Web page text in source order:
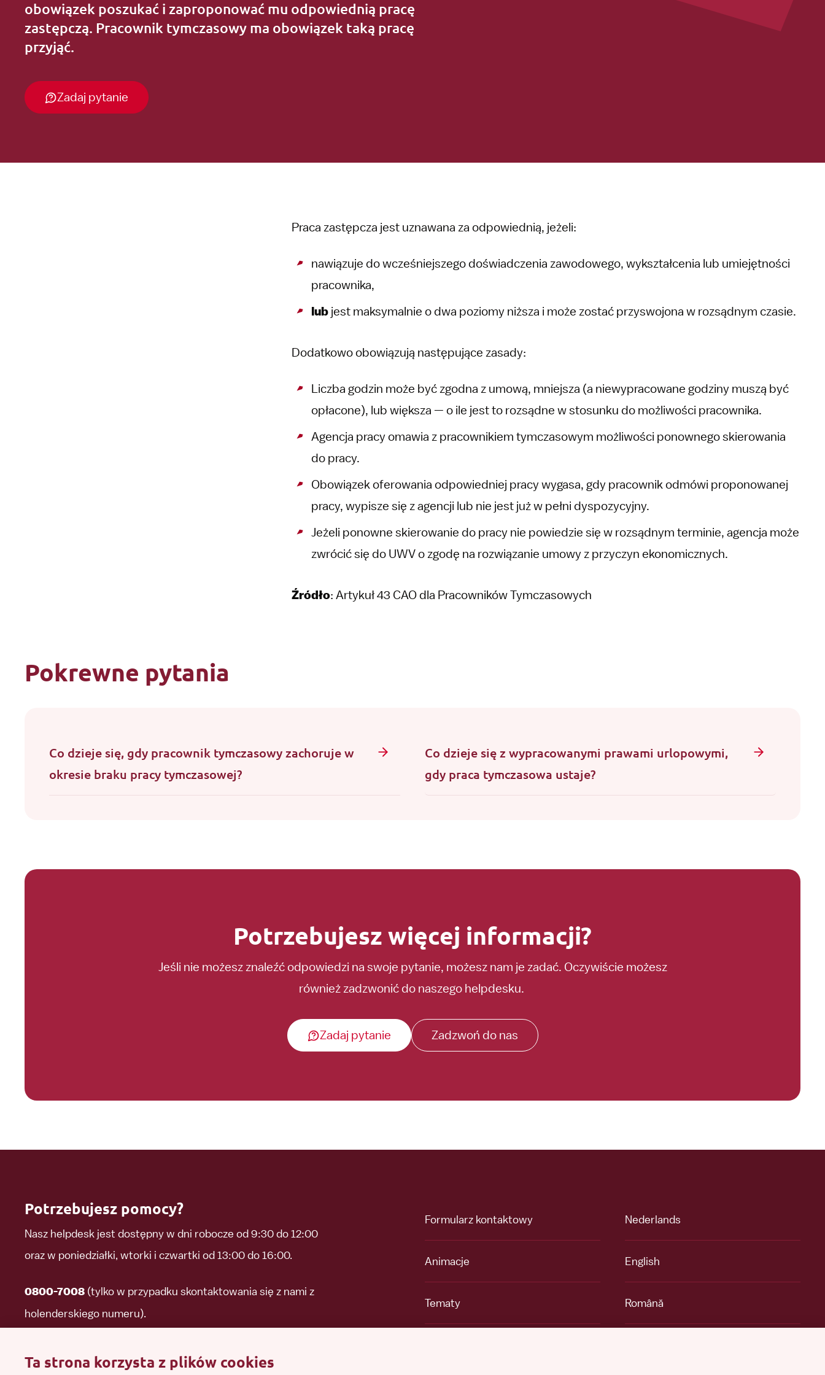
obowiązek poszukać i zaproponować mu odpowiednią pracę
zastępczą. Pracownik tymczasowy ma obowiązek taką pracę
przyjąć.
Zadaj pytanie
Praca zastępcza jest uznawana za odpowiednią, jeżeli:
nawiązuje do wcześniejszego doświadczenia zawodowego, wykształcenia lub umiejętności
pracownika,
lubjest maksymalnie o dwa poziomy niższa i może zostać przyswojona w rozsądnym czasie.
Dodatkowo obowiązują następujące zasady:
Liczba godzin może być zgodna z umową, mniejsza (a niewypracowane godziny muszą być
opłacone), lub większa — o ile jest to rozsądne w stosunku do możliwości pracownika.
Agencja pracy omawia z pracownikiem tymczasowym możliwości ponownego skierowania
do pracy.
Obowiązek oferowania odpowiedniej pracy wygasa, gdy pracownik odmówi proponowanej
pracy, wypisze się z agencji lub nie jest już w pełni dyspozycyjny.
Jeżeli ponowne skierowanie do pracy nie powiedzie się w rozsądnym terminie, agencja może
zwrócić się do UWV o zgodę na rozwiązanie umowy z przyczyn ekonomicznych.
Źródło: Artykuł 43 CAO dla Pracowników Tymczasowych
Pokrewne pytania
Co dzieje się, gdy pracownik tymczasowy zachoruje w
okresie braku pracy tymczasowej?
Co dzieje się z wypracowanymi prawami urlopowymi,
gdy praca tymczasowa ustaje?
Potrzebujesz więcej informacji?
Jeśli nie możesz znaleźć odpowiedzi na swoje pytanie, możesz nam je zadać. Oczywiście możesz
również zadzwonić do naszego helpdesku.
Zadaj pytanie Zadzwoń do nas
Potrzebujesz pomocy?
Nasz helpdesk jest dostępny w dni robocze od 9:30 do 12:00
oraz w poniedziałki, wtorki i czwartki od 13:00 do 16:00.
0800-7008 (tylko w przypadku skontaktowania się z nami z
holenderskiego numeru).
polskiego numeru).
Formularz kontaktowy
Animacje
Tematy
Nederlands
English
Română
Ta strona korzysta z plików cookies